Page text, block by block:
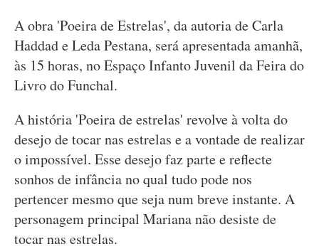
A obra 'Poeira de Estrelas', da autoria de Carla
Haddad e Leda Pestana, será apresentada amanhã,
às 15 horas, no Espaço Infanto Juvenil da Feira do
Livro do Funchal.
A história 'Poeira de estrelas' revolve à volta do
desejo de tocar nas estrelas e a vontade de realizar
o impossível. Esse desejo faz parte e reflecte
sonhos de infância no qual tudo pode nos
pertencer mesmo que seja num breve instante. A
personagem principal Mariana não desiste de
tocar nas estrelas.